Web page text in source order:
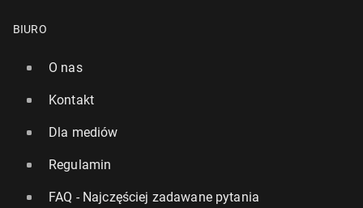
BIURO
O nas
Kontakt
Dla mediów
Regulamin
FAQ - Najczęściej zadawane pytania